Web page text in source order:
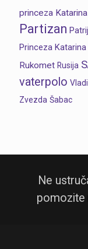
princeza
Partizan
Princeza Katarina
Rukomet Rusija
vaterpolo
Zvezda Šabac
Ne
pomozite